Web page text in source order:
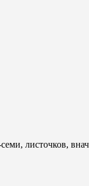
листочков,